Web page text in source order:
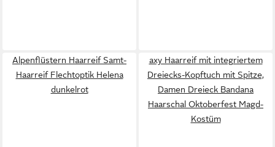
Alpenflüstern Haarreif Samt-
Haarreif Flechtoptik Helena
dunkelrot
axy Haarreif mit integriertem
Dreiecks-Kopftuch mit Spitze,
Damen Dreieck Bandana
Haarschal Oktoberfest Magd-
Kostüm